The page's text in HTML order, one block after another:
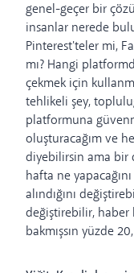
genel-geçer bir
insanlar nerede
Pinterest'teler mi,
mı? Hangi
çekmek için
tehlikeli şey,
platformuna
oluşturacağım ve
diyebilirsin ama bir
hafta ne
alındığını
değiştirebilir, haber
bakmışsın yüzde